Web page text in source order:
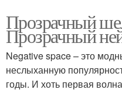
Прозрачный
Прозрачный
Negative space – это
неслыханную
годы. И хоть первая